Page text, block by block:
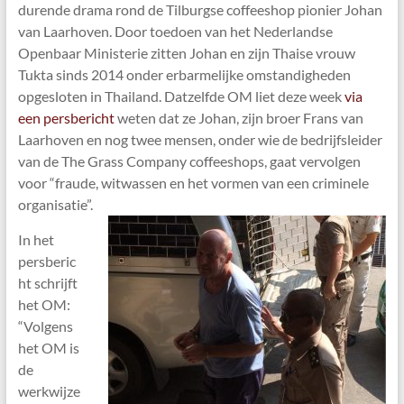
durende drama rond de Tilburgse coffeeshop pionier Johan
van Laarhoven. Door toedoen van het Nederlandse
Openbaar Ministerie zitten Johan en zijn Thaise vrouw
Tukta sinds 2014 onder erbarmelijke omstandigheden
opgesloten in Thailand. Datzelfde OM liet deze weekvia
een persberichtweten dat ze Johan, zijn broer Frans van
Laarhoven en nog twee mensen, onder wie de bedrijfsleider
van de The Grass Company coffeeshops, gaat vervolgen
voor “fraude, witwassen en het vormen van een criminele
organisatie”.
In het
persberic
ht schrijft
het OM:
“Volgens
het OM is
de
werkwijze